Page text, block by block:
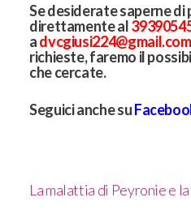
Se desiderate saperne
direttamente al
advcgiusi224@gmail.com
richieste, faremo il
che cercate.
Seguici anche su
La malattia di Peyronie e